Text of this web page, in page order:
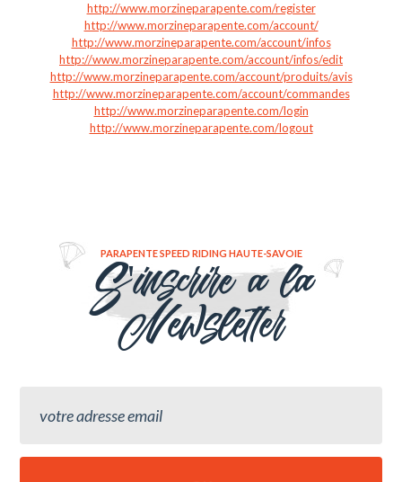
http://www.morzineparapente.com/register
http://www.morzineparapente.com/account/
http://www.morzineparapente.com/account/infos
http://www.morzineparapente.com/account/infos/edit
http://www.morzineparapente.com/account/produits/avis
http://www.morzineparapente.com/account/commandes
http://www.morzineparapente.com/login
http://www.morzineparapente.com/logout
PARAPENTE SPEED RIDING HAUTE-SAVOIE
S'inscrire a la
Newsletter